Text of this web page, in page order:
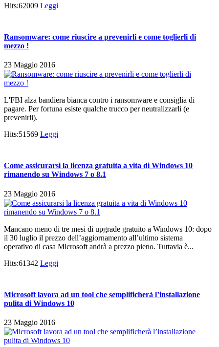
Hits:62009 Leggi
Ransomware: come riuscire a prevenirli e come toglierli di
mezzo !
23 Maggio 2016
L'FBI alza bandiera bianca contro i ransomware e consiglia di
pagare. Per fortuna esiste qualche trucco per neutralizzarli (e
prevenirli).
Hits:51569 Leggi
Come assicurarsi la licenza gratuita a vita di Windows 10
rimanendo su Windows 7 o 8.1
23 Maggio 2016
Mancano meno di tre mesi di upgrade gratuito a Windows 10: dopo
il 30 luglio il prezzo dell’aggiornamento all’ultimo sistema
operativo di casa Microsoft andrà a prezzo pieno. Tuttavia è...
Hits:61342 Leggi
Microsoft lavora ad un tool che semplificherà l’installazione
pulita di Windows 10
23 Maggio 2016